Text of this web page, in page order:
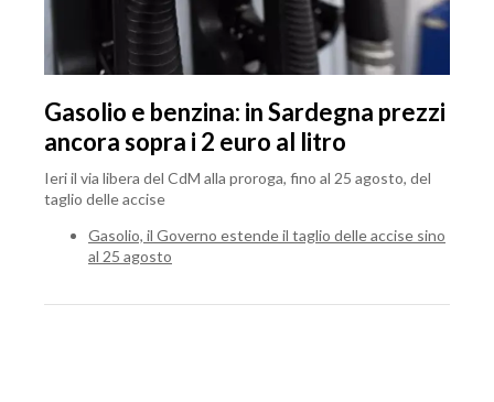
Gasolio e benzina: in Sardegna prezzi
ancora sopra i 2 euro al litro
Ieri il via libera del CdM alla proroga, fino al 25 agosto, del
taglio delle accise
Gasolio, il Governo estende il taglio delle accise sino
al 25 agosto